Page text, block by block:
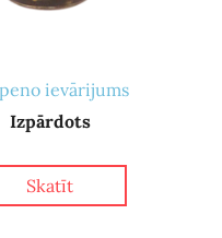
ievārijums
Izpārdots
Skatīt